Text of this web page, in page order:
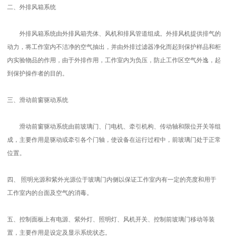
二、外排风箱系统
外排风箱系统由外排风箱壳体、风机和排风管道组成。外排风机提供排气的
动力，将工作室内不洁净的空气抽出，并由外排过滤器净化而起到保护样品和柜
内实验物品的作用，由于外排作用，工作室内为负压，防止工作区空气外逸，起
到保护操作者的目的。
三、滑动前窗驱动系统
滑动前窗驱动系统由前玻璃门、门电机、牵引机构、传动轴和限位开关等组
成，主要作用是驱动或牵引各个门轴，使设备在运行过程中，前玻璃门处于正常
位置。
四、 照明光源和紫外光源位于玻璃门内侧以保证工作室内有一定的亮度和用于
工作室内的台面及空气的消毒。
五、控制面板上有电源、紫外灯、照明灯、风机开关、控制前玻璃门移动等装
置，主要作用是设定及显示系统状态。